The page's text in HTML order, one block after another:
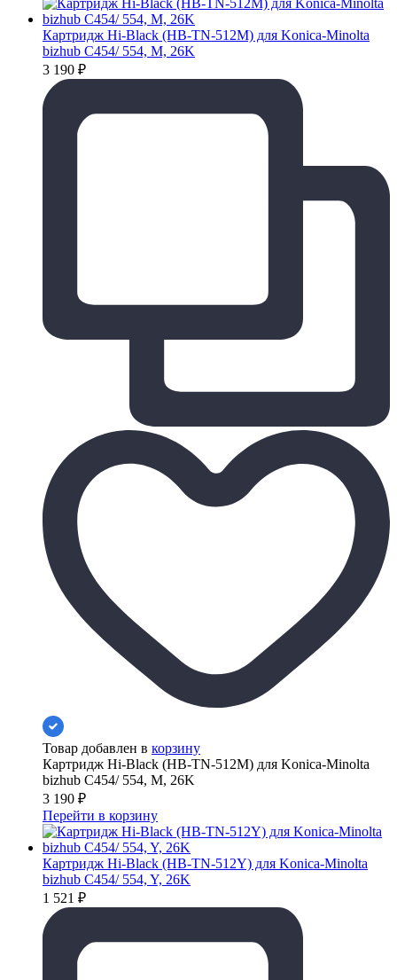
Картридж Hi-Black (HB-TN-512M) для Konica-Minolta
bizhub C454/ 554, M, 26K
3 190 ₽
Товар добавлен в корзину
Картридж Hi-Black (HB-TN-512M) для Konica-Minolta
bizhub C454/ 554, M, 26K
3 190 ₽
Перейти в корзину
Картридж Hi-Black (HB-TN-512Y) для Konica-Minolta
bizhub C454/ 554, Y, 26K
1 521 ₽